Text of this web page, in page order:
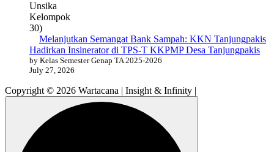
Melanjutkan Semangat Bank Sampah: KKN Tanjungpakis
Hadirkan Insinerator di TPS-T KKPMP Desa Tanjungpakis
by Kelas Semester Genap TA 2025-2026
July 27, 2026
Copyright © 2026 Wartacana | Insight & Infinity |